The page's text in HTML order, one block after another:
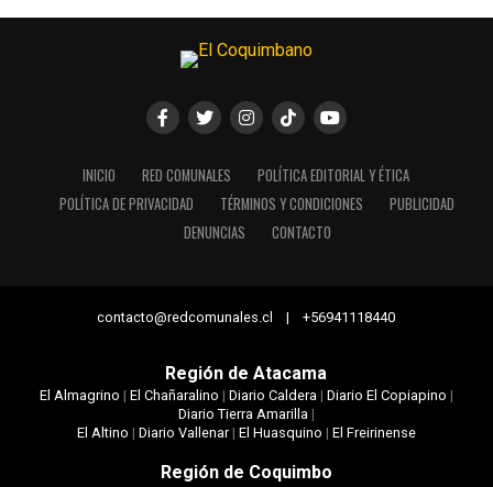
INICIO RED COMUNALES
POLÍTICA EDITORIAL Y ÉTICA
POLÍTICA DE PRIVACIDAD
TÉRMINOS Y CONDICIONES
PUBLICIDAD
DENUNCIAS
CONTACTO
contacto@redcomunales.cl | +56941118440
Región de Atacama
El Almagrino | El Chañaralino | Diario Caldera | Diario El Copiapino |
Diario Tierra Amarilla |
El Altino | Diario Vallenar| El Huasquino | El Freirinense
Región de Coquimbo